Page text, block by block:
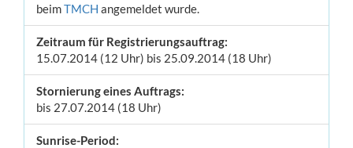
beimTMCH angemeldet wurde.
Zeitraum für Registrierungsauftrag:
15.07.2014 (12 Uhr) bis 25.09.2014 (18 Uhr)
Stornierung eines Auftrags:
bis 27.07.2014 (18 Uhr)
Sunrise-Period: